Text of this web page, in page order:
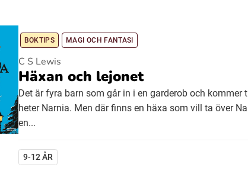
BOKTIPS MAGI OCH FANTASI
C S Lewis
Häxan och lejonet
Det är fyra barn som går in i en garderob och kommer
heter Narnia. Men där finns en häxa som vill ta över
en...
9-12 ÅR